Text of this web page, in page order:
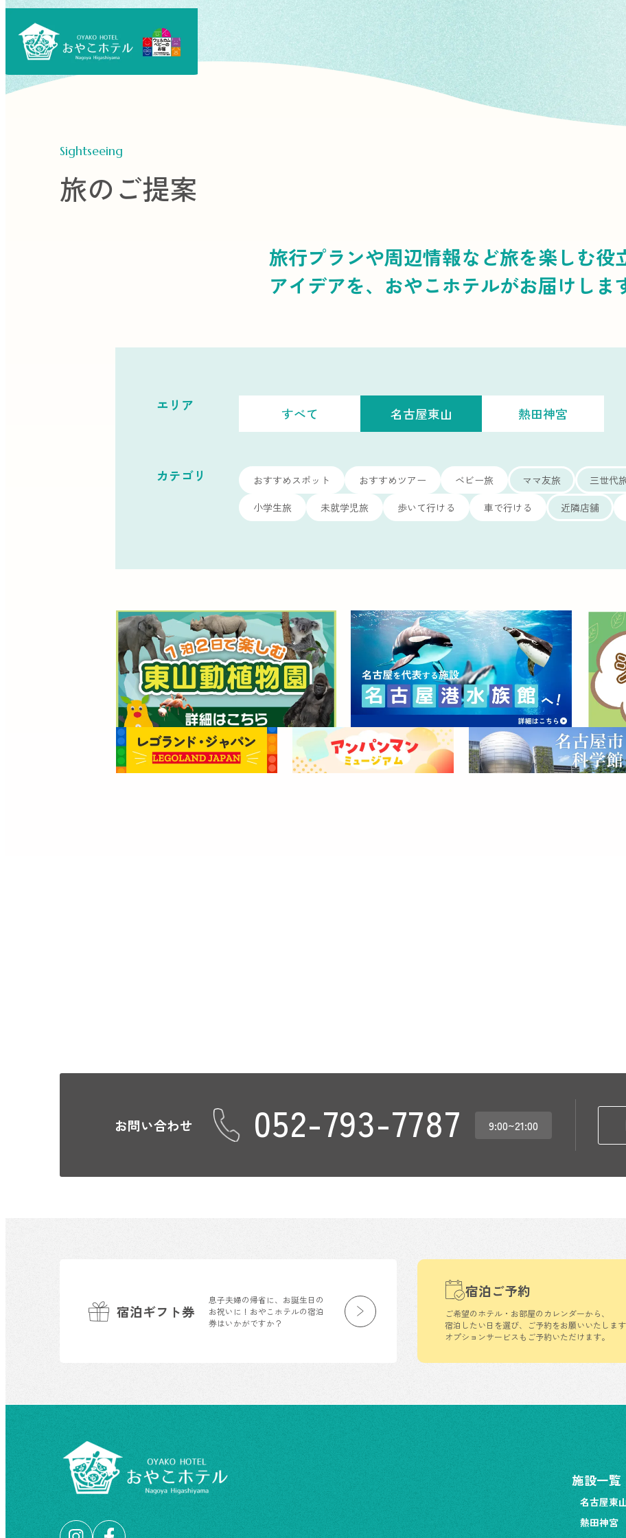
Sightseeing
旅のご提案
旅行プランや周辺情報など旅を楽しむ役
アイデアを、 おやこホテルがお届けしま
エリア
すべて 名古屋東山 熱田神宮
カテゴリ おすすめスポット おすすめツアー ベビー旅 ママ友旅 三世代
小学生旅
未就学児旅 歩いて行ける 車で行ける 近隣店舗
お問い合わせ 052-793-7787 9:00~21:00
宿泊ギフト券
息子夫婦の帰省に、お誕生日の
お祝いに！おやこホテルの宿泊
券はいかがですか？
宿泊ご予約
ご希望のホテル・お部屋のカレンダーから、
宿泊したい日を選び、ご予約をお願いいたします
オプションサービスもご予約いただけます。
施設一覧
名古屋東
熱田神宮